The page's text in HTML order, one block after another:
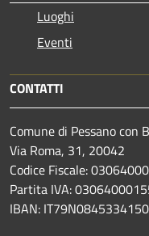
Luoghi
Eventi
CONTATTI
Comune di Pessano con
Via Roma, 31, 20042
Codice Fiscale:
Partita IVA:
IBAN: